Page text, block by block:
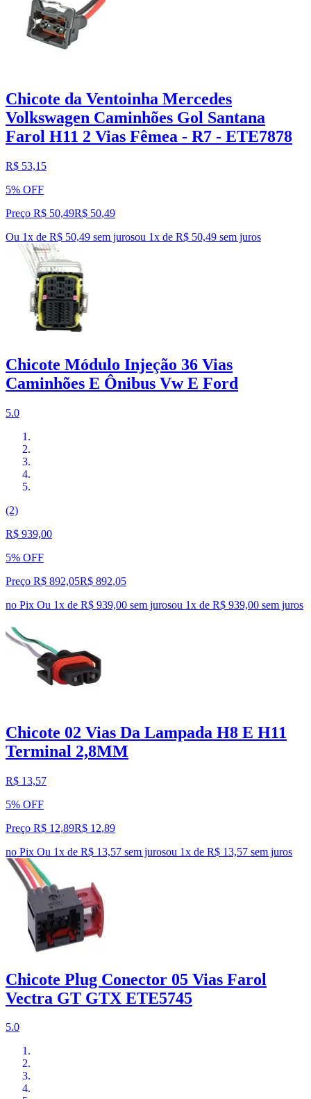
Chicote da Ventoinha Mercedes
Volkswagen Caminhões Gol Santana
Farol H11 2 Vias Fêmea - R7 - ETE7878
R$ 53,15
5% OFF
Preço R$ 50,49R$ 50,49
Ou 1x de R$ 50,49 sem jurosou 1x de R$ 50,49 sem juros
Chicote Módulo Injeção 36 Vias
Caminhões E Ônibus Vw E Ford
5.0
(2)
R$ 939,00
5% OFF
Preço R$ 892,05R$ 892,05
no Pix Ou 1x de R$ 939,00 sem jurosou 1x de R$ 939,00 sem juros
Chicote 02 Vias Da Lampada H8 E H11
Terminal 2,8MM
R$ 13,57
5% OFF
Preço R$ 12,89R$ 12,89
no Pix Ou 1x de R$ 13,57 sem jurosou 1x de R$ 13,57 sem juros
Chicote Plug Conector 05 Vias Farol
Vectra GT GTX ETE5745
5.0